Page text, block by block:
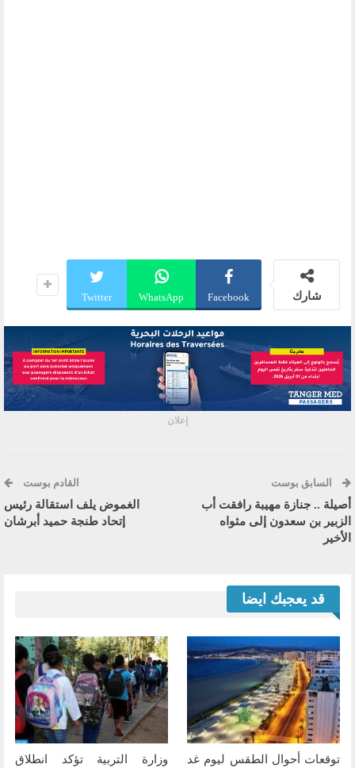
شارك Facebook
WhatsApp
Twitter
إعلان
السابق بوست
أصيلة .. جنازة مهيبة رافقت أب
الزبير بن سعدون إلى مثواه
الأخير
القادم بوست
الغموض يلف استقالة رئيس
إتحاد طنجة حميد أبرشان
قد يعجبك ايضا
توقعات أحوال الطقس ليوم غد
وزارة التربية تؤكد انطلاق